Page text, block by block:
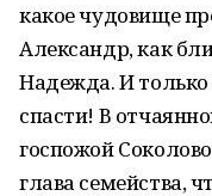
какое чудовище
Александр, как
Надежда. И
спасти! В
госпожой
глава семейства,